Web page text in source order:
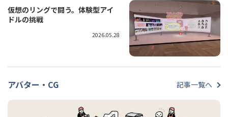
仮想のリングで闘う。体験型アイ
ドルの挑戦
2026.05.28
アバター・CG 記事一覧へ